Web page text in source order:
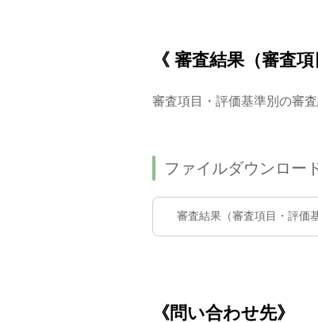
《 審査結果（審査
審査項目・評価基準別の審
ファイルダウンロー
審査結果（審査項目・評価
《問い合わせ先》